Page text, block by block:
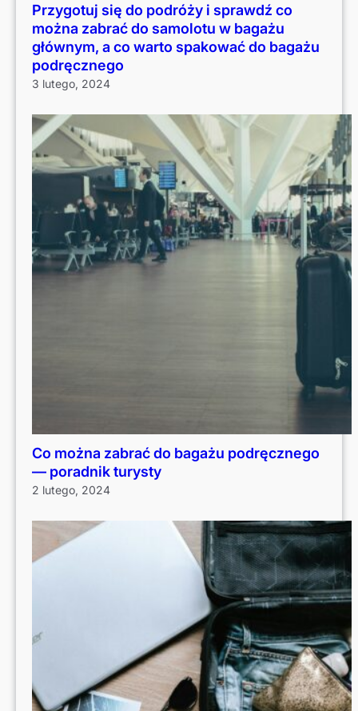
Przygotuj się do podróży i sprawdź co
można zabrać do samolotu w bagażu
głównym, a co warto spakować do bagażu
podręcznego
3 lutego, 2024
Co można zabrać do bagażu podręcznego
— poradnik turysty
2 lutego, 2024